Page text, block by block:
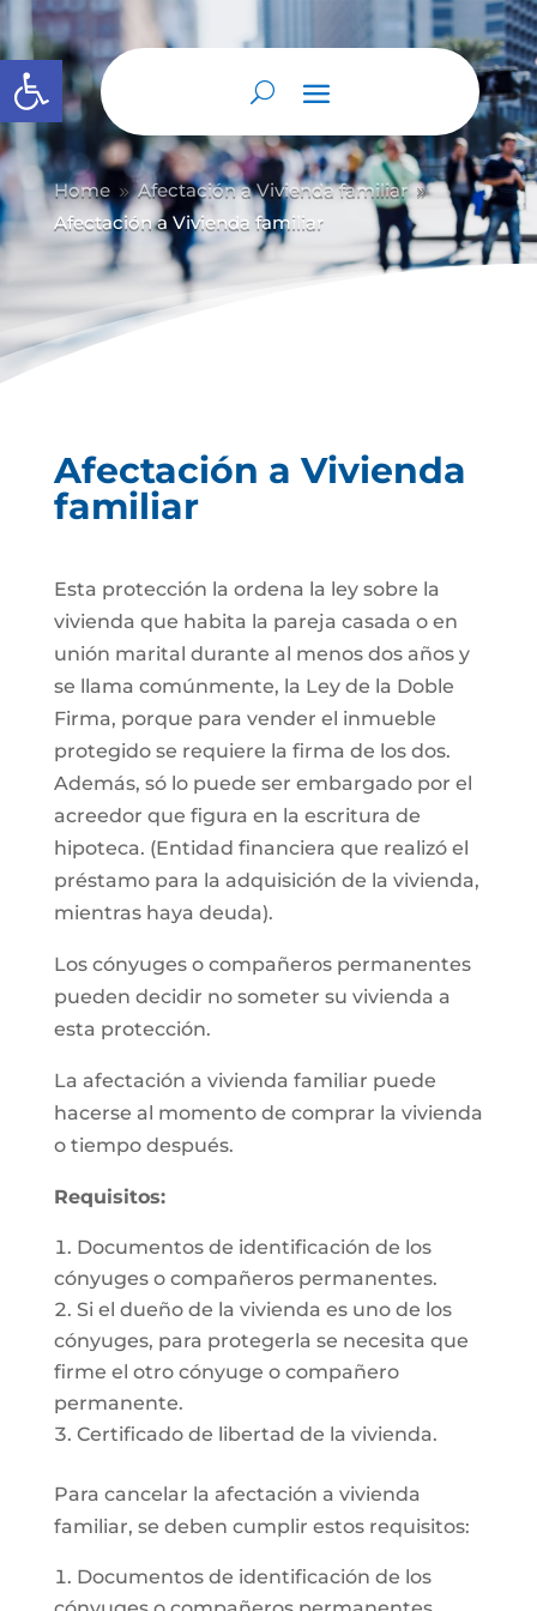
Abrir barra de herramientas
Home 9 Afectación a Vivienda familiar 9
Afectación a Vivienda familiar
Afectación a Vivienda
familiar
Esta protección la ordena la ley sobre la
vivienda que habita la pareja casada o en
unión marital durante al menos dos años y
se llama comúnmente, la Ley de la Doble
Firma, porque para vender el inmueble
protegido se requiere la firma de los dos.
Además, só lo puede ser embargado por el
acreedor que figura en la escritura de
hipoteca. (Entidad financiera que realizó el
préstamo para la adquisición de la vivienda,
mientras haya deuda).
Los cónyuges o compañeros permanentes
pueden decidir no someter su vivienda a
esta protección.
La afectación a vivienda familiar puede
hacerse al momento de comprar la vivienda
o tiempo después.
Requisitos:
Documentos de identificación de los
cónyuges o compañeros permanentes.
Si el dueño de la vivienda es uno de los
cónyuges, para protegerla se necesita que
firme el otro cónyuge o compañero
permanente.
Certificado de libertad de la vivienda.
Para cancelar la afectación a vivienda
familiar, se deben cumplir estos requisitos:
Documentos de identificación de los